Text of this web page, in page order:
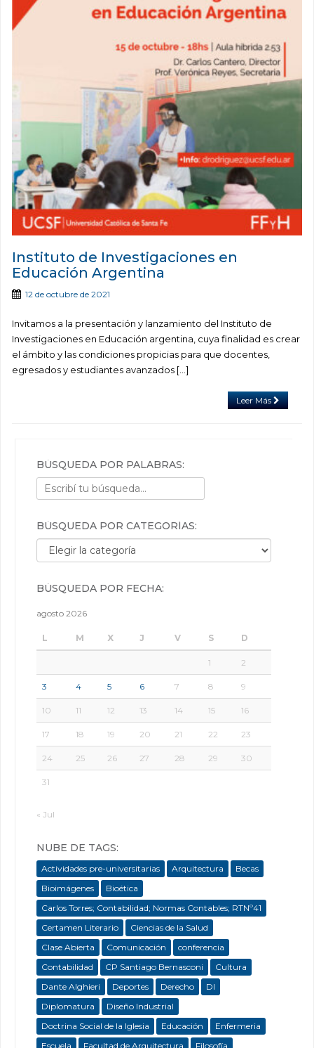
Instituto de Investigaciones en
Educación Argentina
12 de octubre de 2021
Invitamos a la presentación y lanzamiento del Instituto de
Investigaciones en Educación argentina, cuya finalidad es crear
el ámbito y las condiciones propicias para que docentes,
egresados y estudiantes avanzados […]
Leer Más
BÚSQUEDA POR PALABRAS:
BÚSQUEDA POR CATEGORÍAS:
Búsqueda por categorías:
BÚSQUEDA POR FECHA:
agosto 2026
L M X J V S D
1 2
3 4 5 6 7 8 9
10 11 12 13 14 15 16
17 18 19 20 21 22 23
24 25 26 27 28 29 30
31
« Jul
NUBE DE TAGS:
Actividades pre-universitarias Arquitectura
Becas
Bioimágenes
Bioética
Carlos Torres; Contabilidad; Normas Contables; RTNº41
Certamen Literario
Ciencias de la Salud
Clase Abierta
Comunicación
conferencia
Contabilidad
CP Santiago Bernasconi
Cultura
Dante Alghieri
Deportes Derecho
DI
Diplomatura
Diseño Industrial
Doctrina Social de la Iglesia
Educación
Enfermeria
Escuela
Facultad de Arquitectura
Filosofía